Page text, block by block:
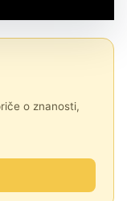
o znanosti,